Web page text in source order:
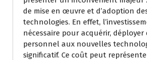
de mise en œuvre et d’adoption
technologies. En effet,
nécessaire pour acquérir,
personnel aux nouvelles
significatif. Ce coût peut